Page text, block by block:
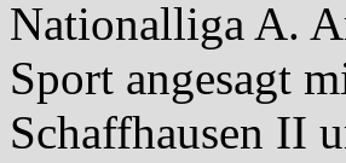
Nationalliga A.
Sport angesagt
Schaffhausen II